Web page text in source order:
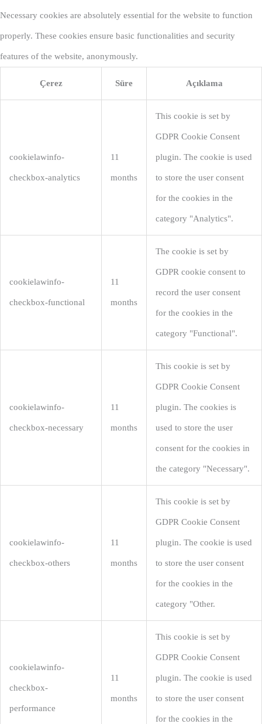
Necessary cookies are absolutely essential for the website to function
properly. These cookies ensure basic functionalities and security
features of the website, anonymously.
Çerez Süre Açıklama
cookielawinfo-
checkbox-analytics
11
months
This cookie is set by
GDPR Cookie Consent
plugin. The cookie is used
to store the user consent
for the cookies in the
category "Analytics".
cookielawinfo-
checkbox-functional
11
months
The cookie is set by
GDPR cookie consent to
record the user consent
for the cookies in the
category "Functional".
cookielawinfo-
checkbox-necessary
11
months
This cookie is set by
GDPR Cookie Consent
plugin. The cookies is
used to store the user
consent for the cookies in
the category "Necessary".
cookielawinfo-
checkbox-others
11
months
This cookie is set by
GDPR Cookie Consent
plugin. The cookie is used
to store the user consent
for the cookies in the
category "Other.
cookielawinfo-
checkbox-
performance
11
months
This cookie is set by
GDPR Cookie Consent
plugin. The cookie is used
to store the user consent
for the cookies in the